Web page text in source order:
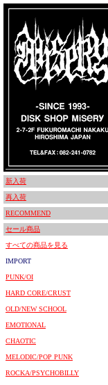
新入荷
再入荷
RECOMMEND
セール商品
すべての商品を見る
IMPORT
PUNK/OI
HARD CORE/CRUST
OLD/NEW SCHOOL
EMOTIONAL
CHAOTIC
MELODIC/POP PUNK
ROCKA/PSYCHOBILLY